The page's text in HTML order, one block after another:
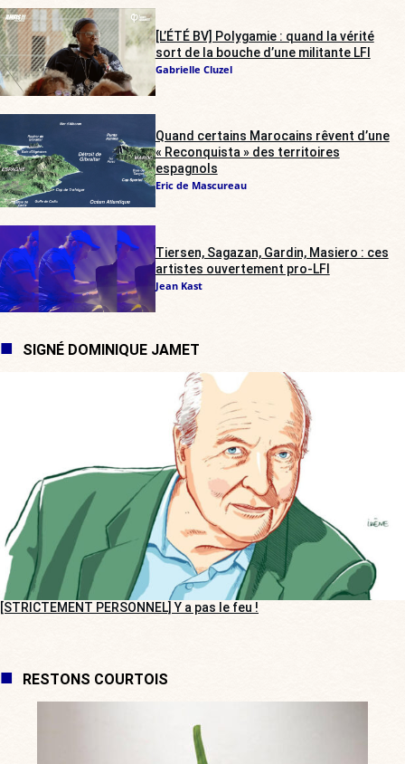
[L’ÉTÉ BV] Polygamie : quand la vérité
sort de la bouche d’une militante LFI
Gabrielle Cluzel
Quand certains Marocains rêvent d’une
« Reconquista » des territoires
espagnols
Eric de Mascureau
Tiersen, Sagazan, Gardin, Masiero : ces
artistes ouvertement pro-LFI
Jean Kast
SIGNÉ DOMINIQUE JAMET
[STRICTEMENT PERSONNEL] Y a pas le feu !
RESTONS COURTOIS